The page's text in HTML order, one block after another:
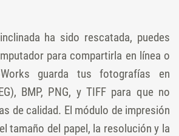
ha sido rescatada, puedes
para compartirla en línea o
guarda tus fotografías en
BMP, PNG, y TIFF para que no
de calidad. El módulo de impresión
tamaño del papel, la resolución y la